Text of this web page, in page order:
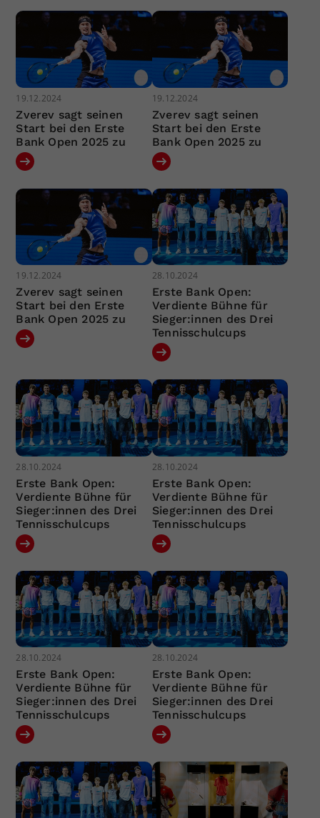
19.12.2024
Zverev sagt seinen
Start bei den Erste
Bank Open 2025 zu
19.12.2024
Zverev sagt seinen
Start bei den Erste
Bank Open 2025 zu
19.12.2024
Zverev sagt seinen
Start bei den Erste
Bank Open 2025 zu
28.10.2024
Erste Bank Open:
Verdiente Bühne für
Sieger:innen des Drei
Tennisschulcups
28.10.2024
Erste Bank Open:
Verdiente Bühne für
Sieger:innen des Drei
Tennisschulcups
28.10.2024
Erste Bank Open:
Verdiente Bühne für
Sieger:innen des Drei
Tennisschulcups
28.10.2024
Erste Bank Open:
Verdiente Bühne für
Sieger:innen des Drei
Tennisschulcups
28.10.2024
Erste Bank Open:
Verdiente Bühne für
Sieger:innen des Drei
Tennisschulcups